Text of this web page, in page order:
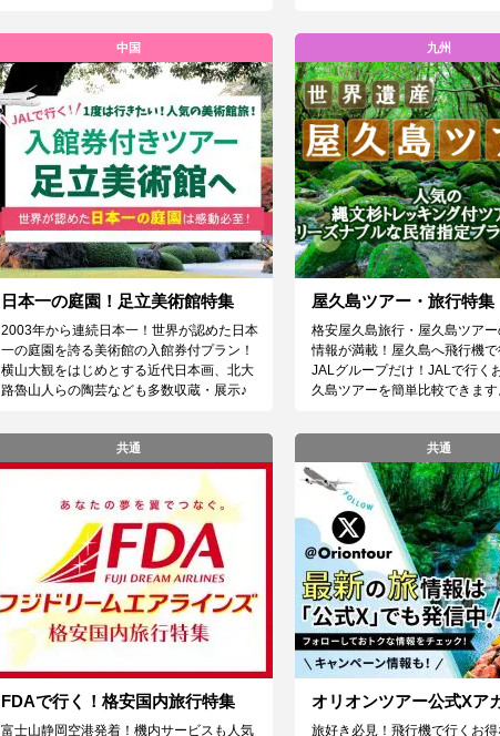
中国
日本一の庭園！足立美術館特集
2003年から連続日本一！世界が認めた日本
一の庭園を誇る美術館の入館券付プラン！
横山大観をはじめとする近代日本画、北大
路魯山人らの陶芸なども多数収蔵・展示♪
九州
屋久島ツアー・旅行特集
格安屋久島旅行・屋久島ツア
情報が満載！屋久島へ飛行機
JALグループだけ！JALで行く
久島ツアーを簡単比較できます
共通
FDAで行く！格安国内旅行特集
富士山静岡空港発着！機内サービスも人気
共通
オリオンツアー公式Xア
旅好き必見！飛行機で行くお